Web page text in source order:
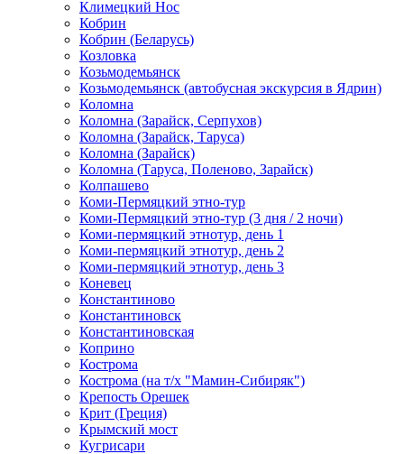
Климецкий Нос
Кобрин
Кобрин (Беларусь)
Козловка
Козьмодемьянск
Козьмодемьянск (автобусная экскурсия в Ядрин)
Коломна
Коломна (Зарайск, Серпухов)
Коломна (Зарайск, Таруса)
Коломна (Зарайск)
Коломна (Таруса, Поленово, Зарайск)
Колпашево
Коми-Пермяцкий этно-тур
Коми-Пермяцкий этно-тур (3 дня / 2 ночи)
Коми-пермяцкий этнотур, день 1
Коми-пермяцкий этнотур, день 2
Коми-пермяцкий этнотур, день 3
Коневец
Константиново
Константиновск
Константиновская
Коприно
Кострома
Кострома (на т/х "Мамин-Сибиряк")
Крепость Орешек
Крит (Греция)
Крымский мост
Кугрисари